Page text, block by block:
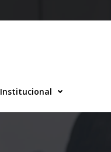
Institucional